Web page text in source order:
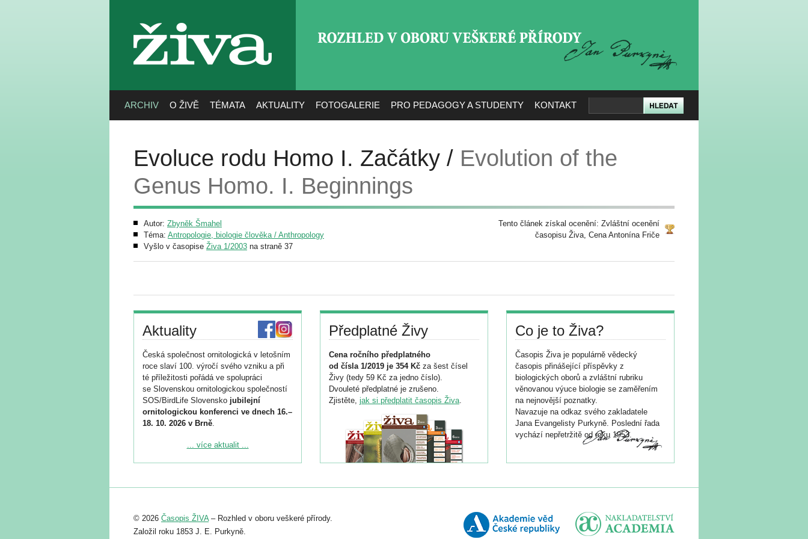
živa
ARCHIV O ŽIVĚ TÉMATA AKTUALITY FOTOGALERIE PRO PEDAGOGY A STUDENTY KONTAKT
Evoluce rodu Homo I. Začátky / Evolution of the
Genus Homo. I. Beginnings
Autor: Zbyněk Šmahel
Téma: Antropologie, biologie člověka / Anthropology
Vyšlo v časopise Živa 1/2003 na straně 37
Tento článek získal ocenění: Zvláštní ocenění
časopisu Živa, Cena Antonína Friče
Aktuality
Česká společnost ornitologická v letošním
roce slaví 100. výročí svého vzniku a při
té příležitosti pořádá ve spolupráci
se Slovenskou ornitologickou společností
SOS/BirdLife Slovensko jubilejní
ornitologickou konferenci ve dnech 16.–
18. 10. 2026 v Brně.
Podrobnější informace ke konferenci
Registrovat se můžete do 6. září.
abstraktu přihlášené přednášky nebo
posteru je už 30. června.
... více aktualit ...
Předplatné Živy
Cena ročního předplatného
od čísla 1/2019 je 354 Kč za šest čísel
Živy (tedy 59 Kč za jedno číslo).
Dvouleté předplatné je zrušeno.
Zjistěte, jak si předplatit časopis Živa.
Co je to Živa?
Časopis Živa je populárně vědecký
časopis přinášející příspěvky z
biologických oborů a zvláštní rubriku
věnovanou výuce biologie se zaměřením
na nejnovější poznatky.
Navazuje na odkaz svého zakladatele
Jana Evangelisty Purkyně. Poslední řada
vychází nepřetržitě od roku 1953.
© 2026 Časopis ŽIVA– Rozhled v oboru veškeré přírody.
Založil roku 1853 J. E. Purkyně.